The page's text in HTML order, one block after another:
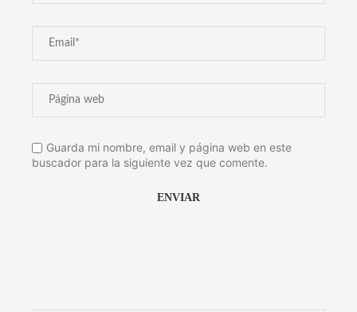
Guarda mi nombre, email y página web en este
buscador para la siguiente vez que comente.